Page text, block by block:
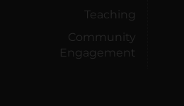
Teaching
Community
Engagement